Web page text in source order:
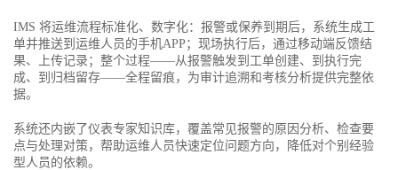
IMS 将运维流程标准化、数字化：报警或保养到期后，系统生成工
单并推送到运维人员的手机APP；现场执行后，通过移动端反馈结
果、上传记录；整个过程——从报警触发到工单创建、到执行完
成、到归档留存——全程留痕，为审计追溯和考核分析提供完整依
据。
系统还内嵌了仪表专家知识库，覆盖常见报警的原因分析、检查要
点与处理对策，帮助运维人员快速定位问题方向，降低对个别经验
型人员的依赖。